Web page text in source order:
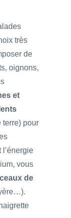
très
de
oignons,
et
terre) pour
vous
de